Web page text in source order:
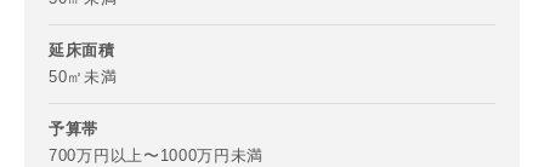
延床面積
50㎡未満
予算帯
700万円以上〜1000万円未満